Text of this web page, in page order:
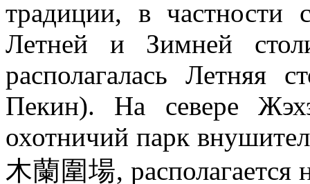
традиции, в частности
Летней и Зимней
располагалась Летняя
Пекин). На севере
охотничий парк
木蘭圍場, располагается